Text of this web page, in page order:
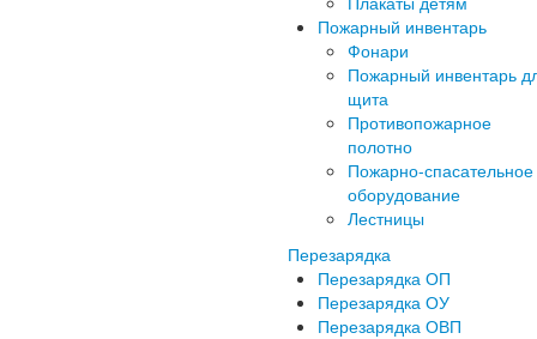
Пожарный инвентарь
Фонари
Пожарный инвентарь
щита
Противопожарное
полотно
Пожарно-спасательное
оборудование
Лестницы
Перезарядка
Перезарядка ОП
Перезарядка ОУ
Перезарядка ОВП